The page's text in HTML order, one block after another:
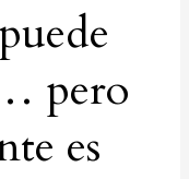
pero
es